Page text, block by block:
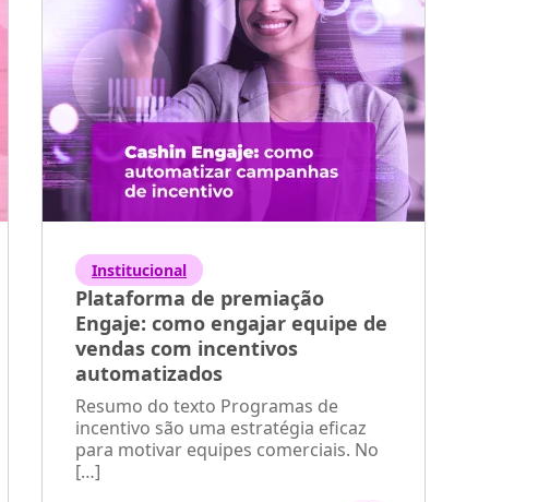
Institucional
Plataforma de premiação
Engaje: como engajar equipe de
vendas com incentivos
automatizados
Resumo do texto Programas de
incentivo são uma estratégia eficaz
para motivar equipes comerciais. No
[…]